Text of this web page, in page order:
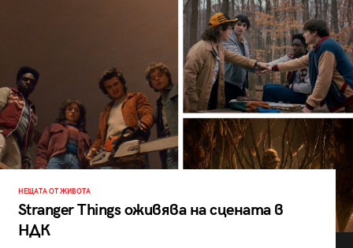
НЕЩАТА ОТ ЖИВОТА
Stranger Things оживява на сцената в
НДК